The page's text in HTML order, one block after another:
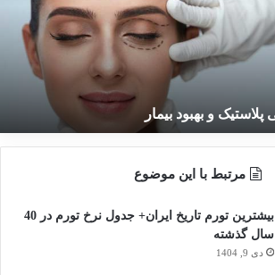
مرتبط با این موضوع
بیشترین تورم تاریخ ایران+ جدول نرخ تورم در 40
سال گذشته
دی 9, 1404